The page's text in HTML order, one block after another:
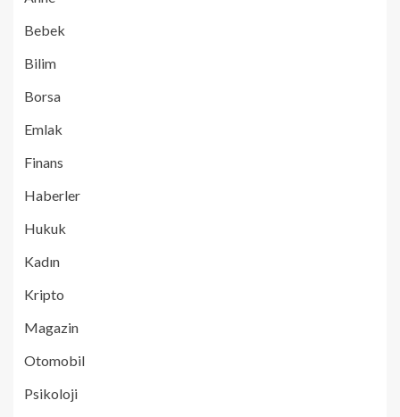
Bebek
Bilim
Borsa
Emlak
Finans
Haberler
Hukuk
Kadın
Kripto
Magazin
Otomobil
Psikoloji